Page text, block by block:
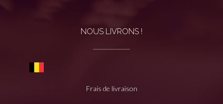
NOUS LIVRONS !
Frais de livraison